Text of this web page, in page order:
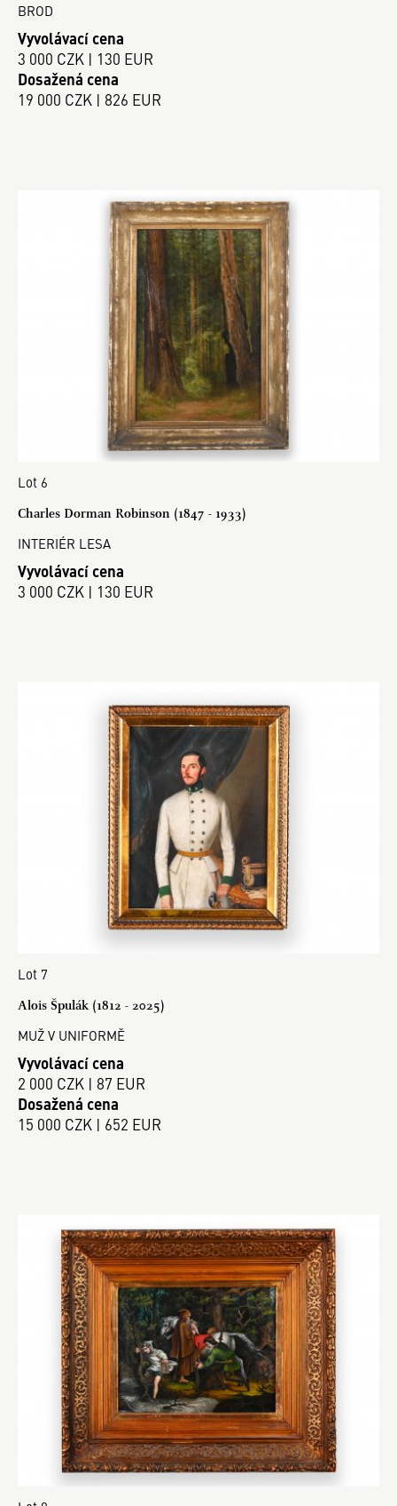
BROD
Vyvolávací cena
3 000 CZK | 130 EUR
Dosažená cena
19 000 CZK | 826 EUR
Lot 6
Charles Dorman Robinson (1847 - 1933)
INTERIÉR LESA
Vyvolávací cena
3 000 CZK | 130 EUR
Lot 7
Alois Špulák (1812 - 2025)
MUŽ V UNIFORMĚ
Vyvolávací cena
2 000 CZK | 87 EUR
Dosažená cena
15 000 CZK | 652 EUR